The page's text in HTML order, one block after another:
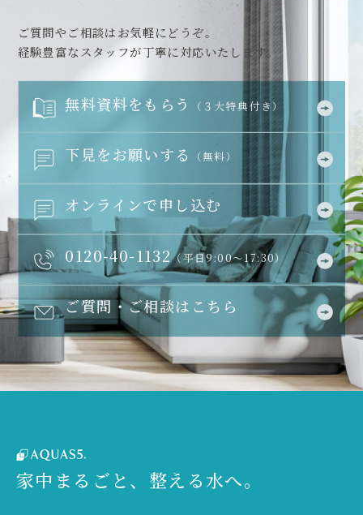
ご質問やご相談はお気軽にどうぞ。
経験豊富なスタッフが丁寧に対応いたします。
無料資料をもらう （３大特典付き）
下見をお願いする （無料）
オンラインで申し込む
0120-40-1132（平日9:00～17:30）
ご質問・ご相談はこちら
家中まるごと、整える水へ。